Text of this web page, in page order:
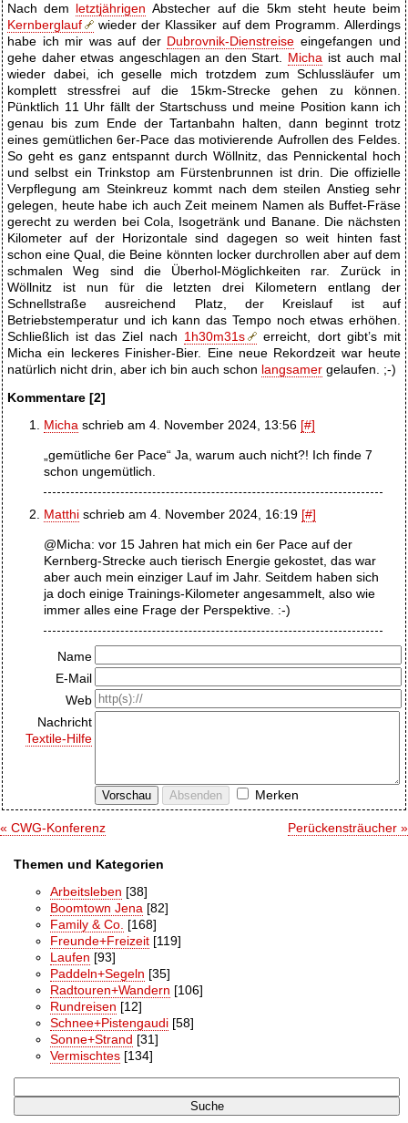
Nach dem letztjährigen Abstecher auf die 5km steht heute beim
Kernberglauf
wieder der Klassiker auf dem Programm. Allerdings
habe ich mir was auf der Dubrovnik-Dienstreise eingefangen und
gehe daher etwas angeschlagen an den Start. Micha ist auch mal
wieder dabei, ich geselle mich trotzdem zum Schlussläufer um
komplett stressfrei auf die 15km-Strecke gehen zu können.
Pünktlich 11 Uhr fällt der Startschuss und meine Position kann ich
genau bis zum Ende der Tartanbahn halten, dann beginnt trotz
eines gemütlichen 6er-Pace das motivierende Aufrollen des Feldes.
So geht es ganz entspannt durch Wöllnitz, das Pennickental hoch
und selbst ein Trinkstop am Fürstenbrunnen ist drin. Die offizielle
Verpflegung am Steinkreuz kommt nach dem steilen Anstieg sehr
gelegen, heute habe ich auch Zeit meinem Namen als Buffet-Fräse
gerecht zu werden bei Cola, Isogetränk und Banane. Die nächsten
Kilometer auf der Horizontale sind dagegen so weit hinten fast
schon eine Qual, die Beine könnten locker durchrollen aber auf dem
schmalen Weg sind die Überhol-Möglichkeiten rar. Zurück in
Wöllnitz ist nun für die letzten drei Kilometern entlang der
Schnellstraße ausreichend Platz, der Kreislauf ist auf
Betriebstemperatur und ich kann das Tempo noch etwas erhöhen.
Schließlich ist das Ziel nach 1h30m31s
erreicht, dort gibt’s mit
Micha ein leckeres Finisher-Bier. Eine neue Rekordzeit war heute
natürlich nicht drin, aber ich bin auch schon langsamer gelaufen. ;-)
Kommentare [2]
Micha
schrieb am 4. November 2024, 13:56 [#]
„gemütliche 6er Pace“ Ja, warum auch nicht?! Ich finde 7
schon ungemütlich.
Matthi schrieb am 4. November 2024, 16:19 [#]
@Micha: vor 15 Jahren hat mich ein 6er Pace auf der
Kernberg-Strecke auch tierisch Energie gekostet, das war
aber auch mein einziger Lauf im Jahr. Seitdem haben sich
ja doch einige Trainings-Kilometer angesammelt, also wie
immer alles eine Frage der Perspektive. :-)
Name
E-Mail
Web
Nachricht
Textile-Hilfe
Merken
« CWG-Konferenz Perückensträucher »
Themen und Kategorien
Arbeitsleben [38]
Boomtown Jena [82]
Family & Co. [168]
Freunde+Freizeit [119]
Laufen [93]
Paddeln+Segeln [35]
Radtouren+Wandern [106]
Rundreisen [12]
Schnee+Pistengaudi [58]
Sonne+Strand [31]
Vermischtes [134]